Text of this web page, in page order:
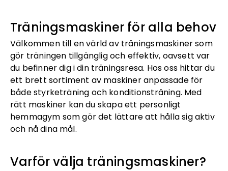
Träningsmaskiner för alla behov
Välkommen till en värld av träningsmaskiner som
gör träningen tillgänglig och effektiv, oavsett var
du befinner dig i din träningsresa. Hos oss hittar du
ett brett sortiment av maskiner anpassade för
både styrketräning och konditionsträning. Med
rätt maskiner kan du skapa ett personligt
hemmagym som gör det lättare att hålla sig aktiv
och nå dina mål.
Varför välja träningsmaskiner?